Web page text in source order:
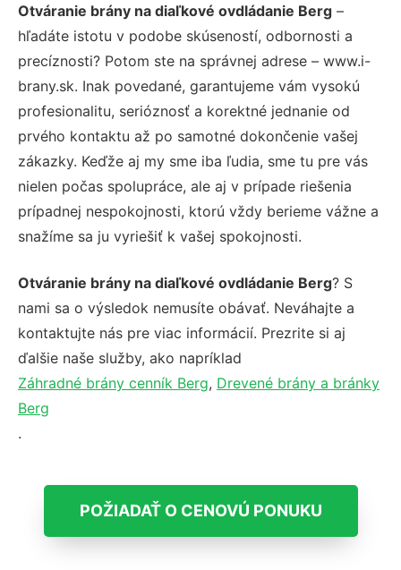
Otváranie brány na diaľkové ovdládanie Berg –
hľadáte istotu v podobe skúseností, odbornosti a
precíznosti? Potom ste na správnej adrese – www.i-
brany.sk. Inak povedané, garantujeme vám vysokú
profesionalitu, serióznosť a korektné jednanie od
prvého kontaktu až po samotné dokončenie vašej
zákazky. Keďže aj my sme iba ľudia, sme tu pre vás
nielen počas spolupráce, ale aj v prípade riešenia
prípadnej nespokojnosti, ktorú vždy berieme vážne a
snažíme sa ju vyriešiť k vašej spokojnosti.
Otváranie brány na diaľkové ovdládanie Berg? S
nami sa o výsledok nemusíte obávať. Neváhajte a
kontaktujte nás pre viac informácií. Prezrite si aj
ďalšie naše služby, ako napríklad
Záhradné brány cenník Berg, Drevené brány a bránky
Berg
.
POŽIADAŤ O CENOVÚ PONUKU